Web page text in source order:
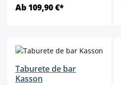
Ab 109,90 €*
Taburete de bar
Kasson